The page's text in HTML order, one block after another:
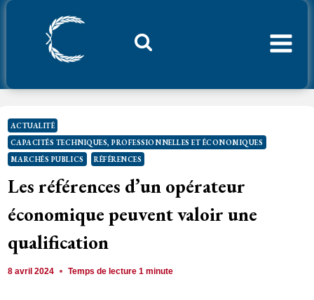
Aller
ACTUALITÉ
CAPACITÉS TECHNIQUES, PROFESSIONNELLES ET ÉCONOMIQUES
MARCHÉS PUBLICS
RÉFÉRENCES
Les références d’un opérateur
économique peuvent valoir une
qualification
8 avril 2024 Temps de lecture1 minute